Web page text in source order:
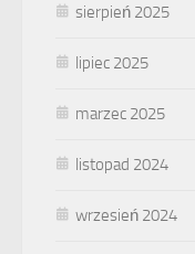
sierpień 2025
lipiec 2025
marzec 2025
listopad 2024
wrzesień 2024